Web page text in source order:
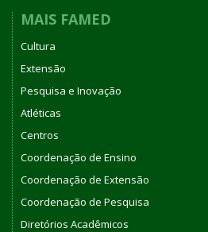
MAIS FAMED
Cultura
Extensão
Pesquisa e Inovação
Atléticas
Centros
Coordenação de Ensino
Coordenação de Extensão
Coordenação de Pesquisa
Diretórios Acadêmicos